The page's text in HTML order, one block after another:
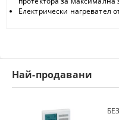
Електрически нагревател
Най-продавани